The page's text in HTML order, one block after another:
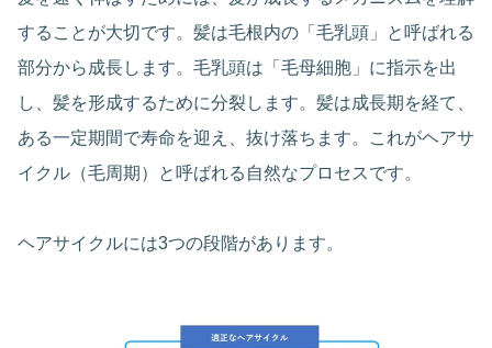
することが大切です。髪は毛根内の「毛乳頭」と呼ばれる
部分から成長します。毛乳頭は「毛母細胞」に指示を出
し、髪を形成するために分裂します。髪は成長期を経て、
ある一定期間で寿命を迎え、抜け落ちます。これがヘアサ
イクル（毛周期）と呼ばれる自然なプロセスです。
ヘアサイクルには3つの段階があります。